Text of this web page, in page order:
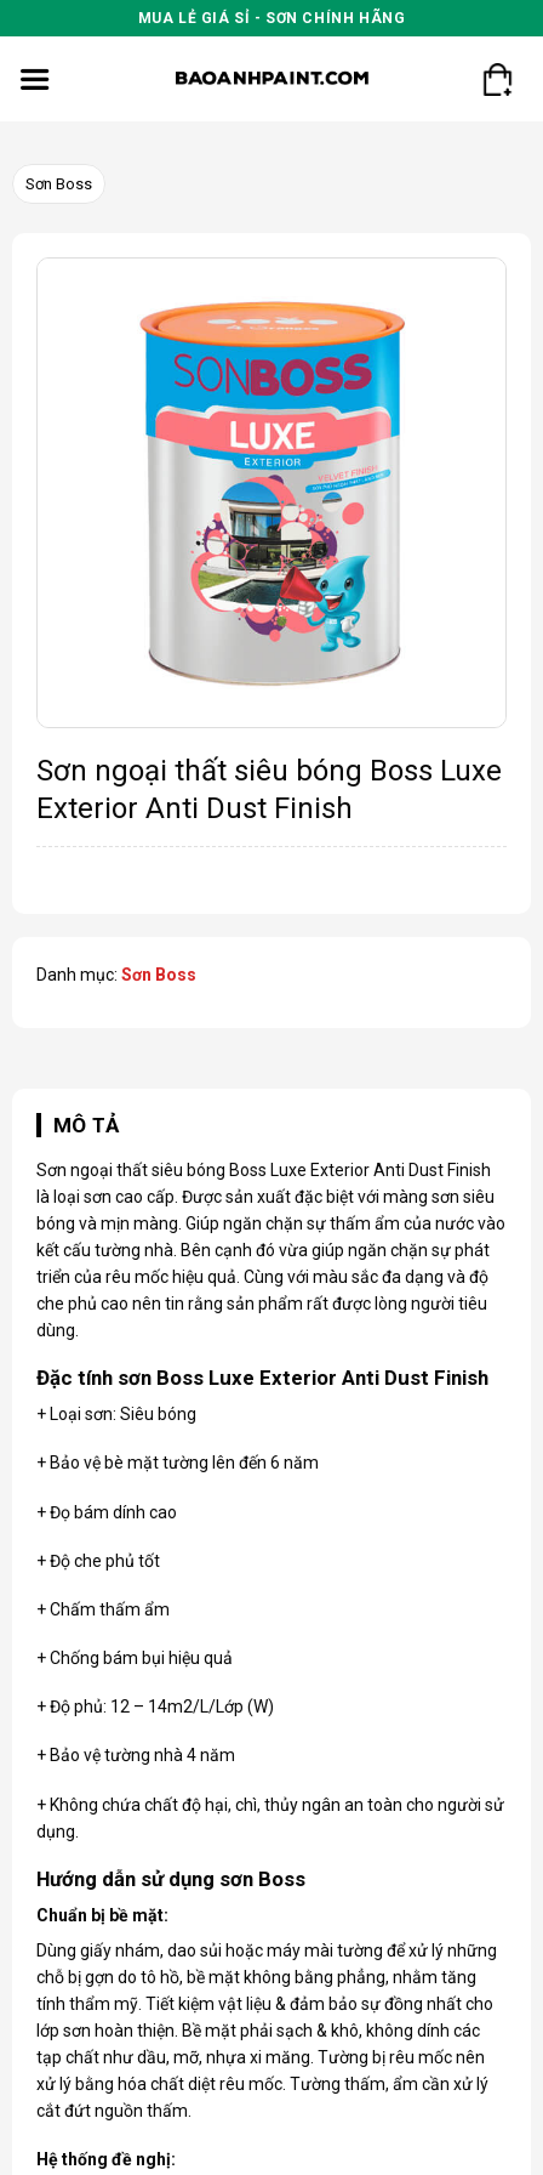
to
content
MUA LẺ GIÁ SỈ - SƠN CHÍNH HÃNG
Sơn Boss
Sơn ngoại thất siêu bóng Boss Luxe
Exterior Anti Dust Finish
Danh mục: Sơn Boss
MÔ TẢ
Sơn ngoại thất siêu bóng Boss Luxe Exterior Anti Dust Finish
là loại sơn cao cấp. Được sản xuất đặc biệt với màng sơn siêu
bóng và mịn màng. Giúp ngăn chặn sự thấm ẩm của nước vào
kết cấu tường nhà. Bên cạnh đó vừa giúp ngăn chặn sự phát
triển của rêu mốc hiệu quả. Cùng với màu sắc đa dạng và độ
che phủ cao nên tin rằng sản phẩm rất được lòng người tiêu
dùng.
Đặc tính sơn Boss Luxe Exterior Anti Dust Finish
+ Loại sơn: Siêu bóng
+ Bảo vệ bè mặt tường lên đến 6 năm
+ Đọ bám dính cao
+ Độ che phủ tốt
+ Chấm thấm ẩm
+ Chống bám bụi hiệu quả
+ Độ phủ: 12 – 14m2/L/Lớp (W)
+ Bảo vệ tường nhà 4 năm
+ Không chứa chất độ hại, chì, thủy ngân an toàn cho người sử
dụng.
Hướng dẫn sử dụng sơn Boss
Chuẩn bị bề mặt:
Dùng giấy nhám, dao sủi hoặc máy mài tường để xử lý những
chỗ bị gợn do tô hồ, bề mặt không bằng phẳng, nhằm tăng
tính thẩm mỹ. Tiết kiệm vật liệu & đảm bảo sự đồng nhất cho
lớp sơn hoàn thiện. Bề mặt phải sạch & khô, không dính các
tạp chất như dầu, mỡ, nhựa xi măng. Tường bị rêu mốc nên
xử lý bằng hóa chất diệt rêu mốc. Tường thấm, ẩm cần xử lý
cắt đứt nguồn thấm.
Hệ thống đề nghị: